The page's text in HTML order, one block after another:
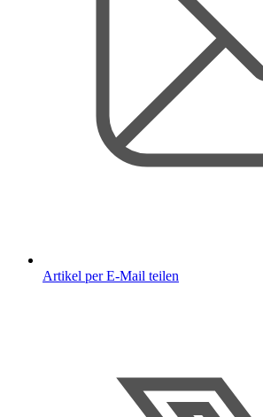
Artikel per E-Mail teilen